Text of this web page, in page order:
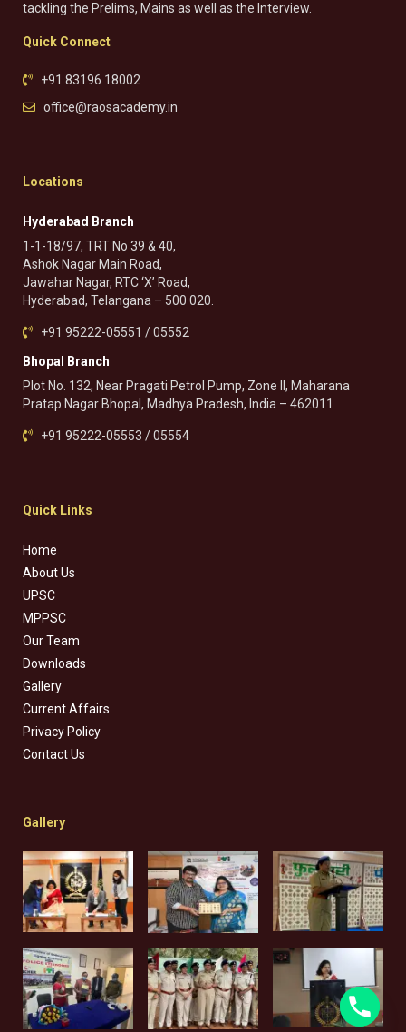
tackling the Prelims, Mains as well as the Interview.
Quick Connect
+91 83196 18002
office@raosacademy.in
Locations
Hyderabad Branch
1-1-18/97, TRT No 39 & 40,
Ashok Nagar Main Road,
Jawahar Nagar, RTC ‘X’ Road,
Hyderabad, Telangana – 500 020.
+91 95222-05551 / 05552
Bhopal Branch
Plot No. 132, Near Pragati Petrol Pump, Zone II, Maharana
Pratap Nagar Bhopal, Madhya Pradesh, India – 462011
+91 95222-05553 / 05554
Quick Links
Home
About Us
UPSC
MPPSC
Our Team
Downloads
Gallery
Current Affairs
Privacy Policy
Contact Us
Gallery